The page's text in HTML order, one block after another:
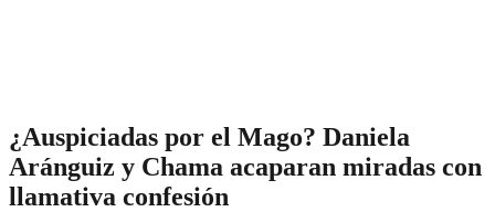
¿Auspiciadas por el Mago? Daniela
Aránguiz y Chama acaparan miradas con
llamativa confesión